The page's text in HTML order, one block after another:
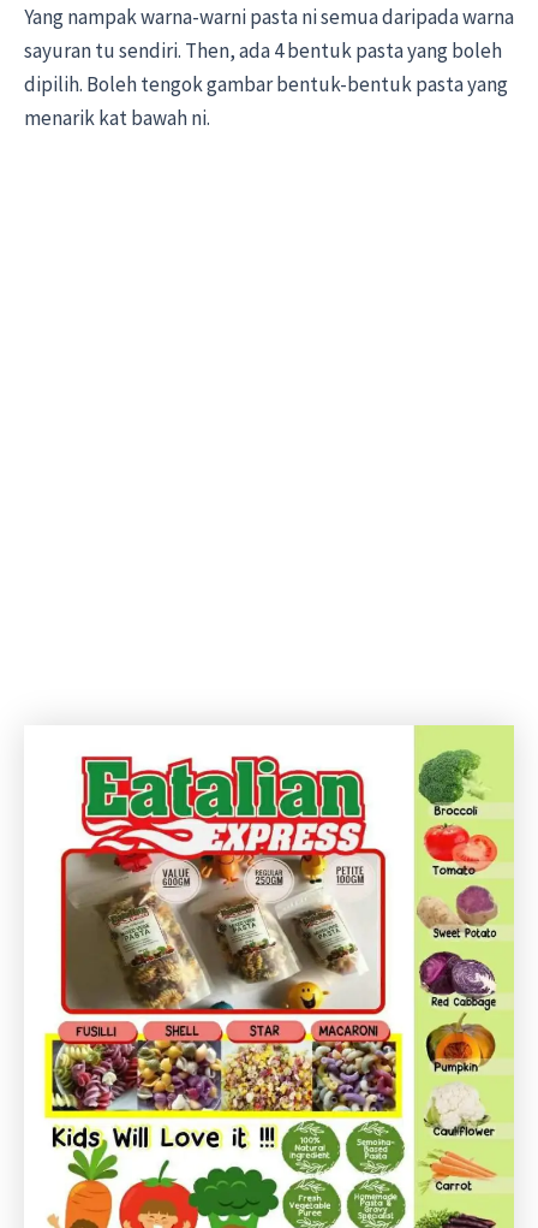
Yang nampak warna-warni pasta ni semua daripada warna
sayuran tu sendiri. Then, ada 4 bentuk pasta yang boleh
dipilih. Boleh tengok gambar bentuk-bentuk pasta yang
menarik kat bawah ni.